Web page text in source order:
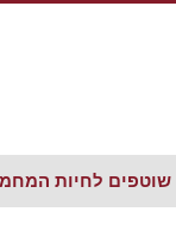
שוטפים לחיות